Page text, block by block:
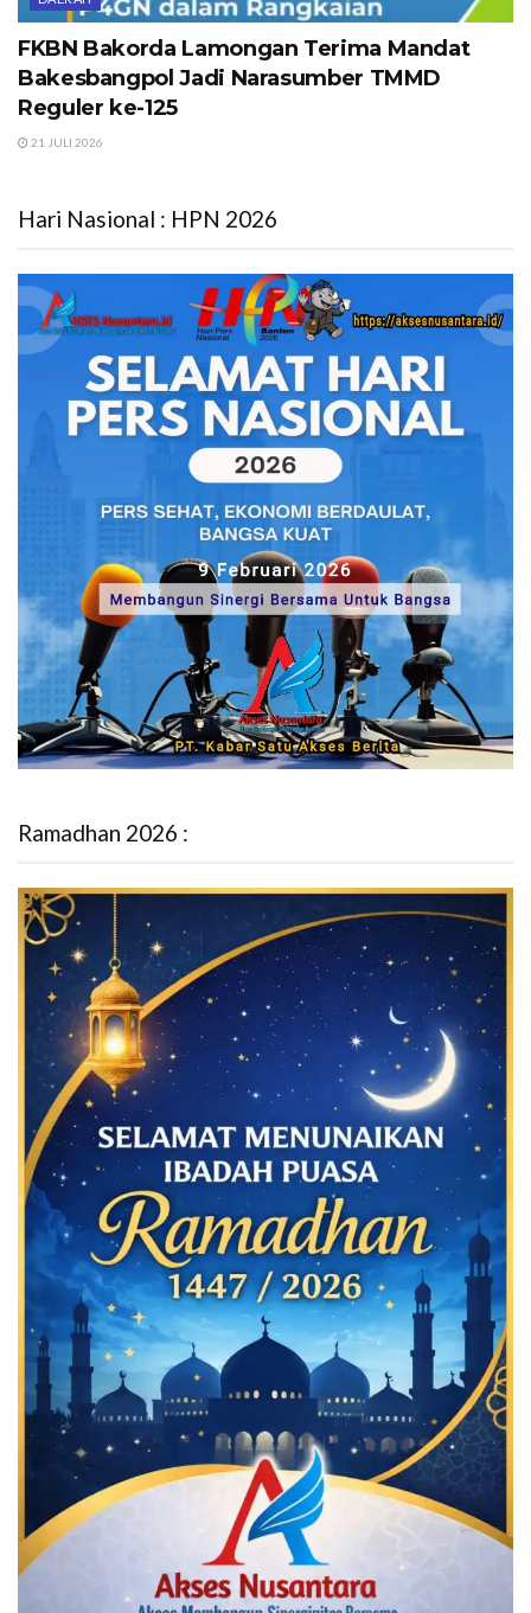
FKBN Bakorda Lamongan Terima Mandat
Bakesbangpol Jadi Narasumber TMMD
Reguler ke-125
21 JULI 2026
Hari Nasional : HPN 2026
Ramadhan 2026 :